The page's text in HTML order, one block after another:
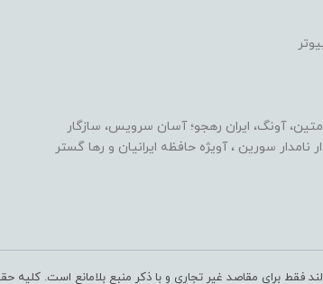
آونگ، ایران رهجو؛ آسان سرویس، سازگار
نامدار سورین ، آویژه حافظه ایرانیان و رها گستر
فقط برای مقاصد غیر تجاری و با ذکر منبع بلامانع است.